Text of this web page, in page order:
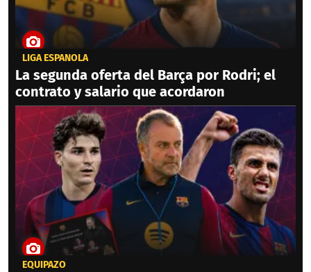
LIGA ESPAÑOLA
La segunda oferta del Barça por Rodri; el
contrato y salario que acordaron
EQUIPAZO